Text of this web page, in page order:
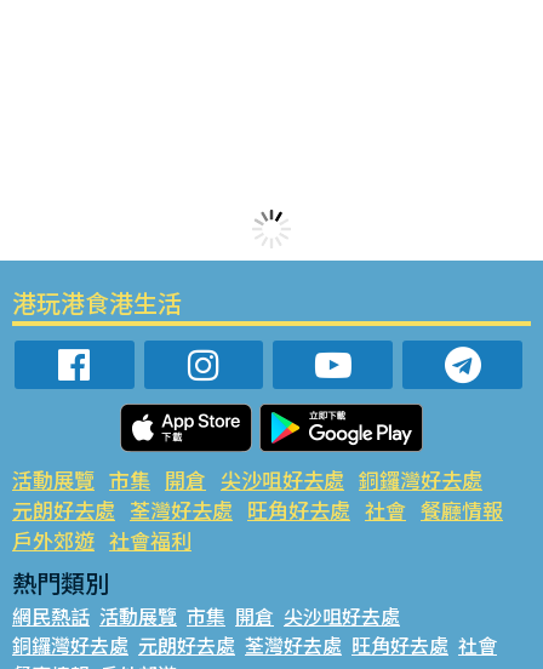
港玩港食港生活
活動展覽 市集 開倉 尖沙咀好去處 銅鑼灣好去處
元朗好去處 荃灣好去處 旺角好去處 社會 餐廳情報
戶外郊遊 社會福利
熱門類別
網民熱話 活動展覽 市集 開倉 尖沙咀好去處
銅鑼灣好去處 元朗好去處 荃灣好去處 旺角好去處 社會